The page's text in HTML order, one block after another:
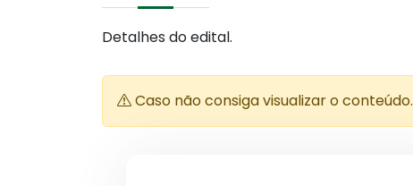
Detalhes do edital.
Caso não consiga visualizar o conteúdo.